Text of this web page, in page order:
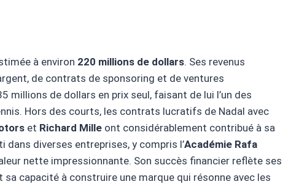
à environ 220 millions de dollars. Ses revenus
de contrats de sponsoring et de ventures
millions de dollars en prix seul, faisant de lui l’un des
Hors des courts, les contrats lucratifs de Nadal avec
et Richard Mille ont considérablement contribué à sa
dans diverses entreprises, y compris l’Académie Rafa
nette impressionnante. Son succès financier reflète ses
capacité à construire une marque qui résonne avec les